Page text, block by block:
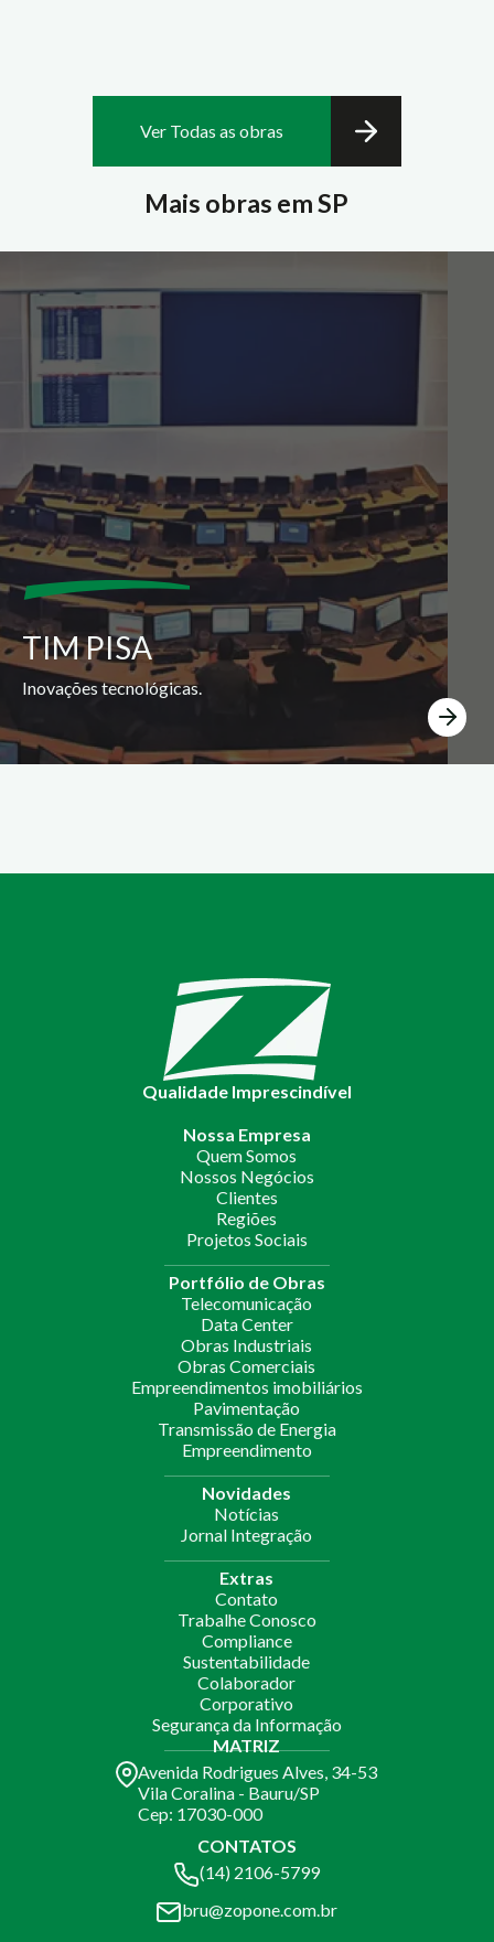
Mais obras em SP
Ver Todas as obras
TIM PISA
Inovações tecnológicas.
Qualidade Imprescindível
Nossa Empresa
Quem Somos
Nossos Negócios
Clientes
Regiões
Projetos Sociais
Portfólio de Obras
Telecomunicação
Data Center
Obras Industriais
Obras Comerciais
Empreendimentos imobiliários
Pavimentação
Transmissão de Energia
Empreendimento
Novidades
Notícias
Jornal Integração
Extras
Contato
Trabalhe Conosco
Compliance
Sustentabilidade
Colaborador
Corporativo
Segurança da Informação
MATRIZ
Avenida Rodrigues Alves, 34-53
Vila Coralina - Bauru/SP
Cep: 17030-000
CONTATOS
(14) 2106-5799
bru@zopone.com.br